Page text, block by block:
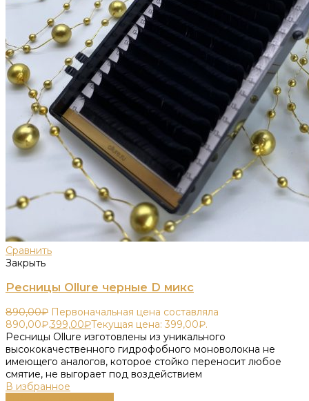
Сравнить
Закрыть
Ресницы Ollure черные D микс
890,00₽ Первоначальная цена составляла
890,00₽.399,00₽Текущая цена: 399,00₽.
Ресницы Ollure изготовлены из уникального
высококачественного гидрофобного моноволокна не
имеющего аналогов, которое стойко переносит любое
смятие, не выгорает под воздействием
В избранное